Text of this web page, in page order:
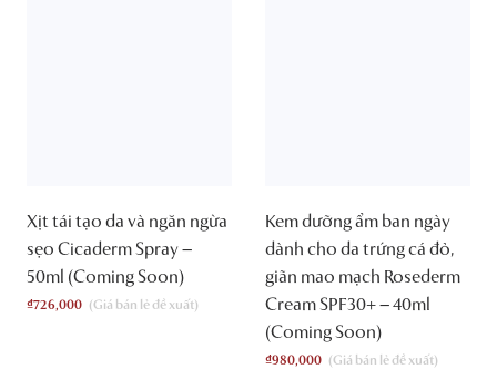
Xịt tái tạo da và ngăn ngừa
sẹo Cicaderm Spray –
50ml (Coming Soon)
₫726,000
Kem dưỡng ẩm ban ngày
dành cho da trứng cá đỏ,
giãn mao mạch Rosederm
Cream SPF30+ – 40ml
(Coming Soon)
₫980,000